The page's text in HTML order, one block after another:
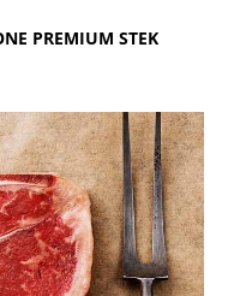
PREMIUM STEK